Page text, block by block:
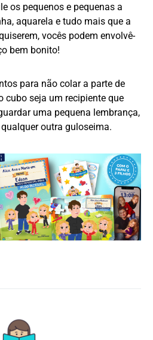
os pequenos e pequenas a
aquarela e tudo mais que a
vocês podem envolvê-
bem bonito!
para não colar a parte de
cubo seja um recipiente que
uma pequena lembrança,
outra guloseima.